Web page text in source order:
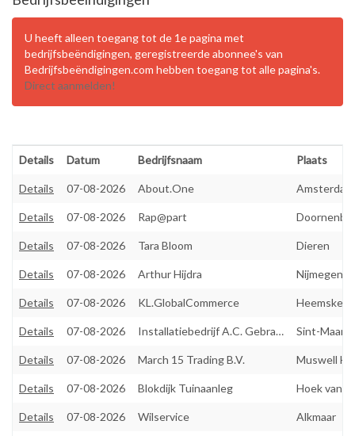
U heeft alleen toegang tot de 1e pagina met
bedrijfsbeëndigingen, geregistreerde abonnee's van
Bedrijfsbeëndigingen.com hebben toegang tot alle pagina's.
Direct aanmelden!
Details Datum Bedrijfsnaam Plaats
Details 07-08-2026 About.One Amsterdam
Details 07-08-2026 Rap@part
Details 07-08-2026 Tara Bloom Dieren
Details 07-08-2026 Arthur Hijdra Nijmegen
Details 07-08-2026 KL.GlobalCommerce Heemskerk
Details 07-08-2026 Installatiebedrijf A.C. Gebraad Sint-
Details 07-08-2026 March 15 Trading B.V. Muswell
Details 07-08-2026 Blokdijk Tuinaanleg Hoek van
Details 07-08-2026 Wilservice Alkmaar